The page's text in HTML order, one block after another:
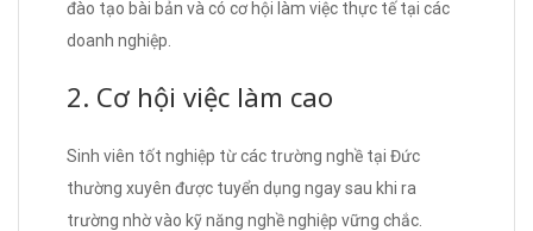
đào tạo bài bản và có cơ hội làm việc thực tế tại các
doanh nghiệp.
2. Cơ hội việc làm cao
Sinh viên tốt nghiệp từ các trường nghề tại Đức
thường xuyên được tuyển dụng ngay sau khi ra
trường nhờ vào kỹ năng nghề nghiệp vững chắc.